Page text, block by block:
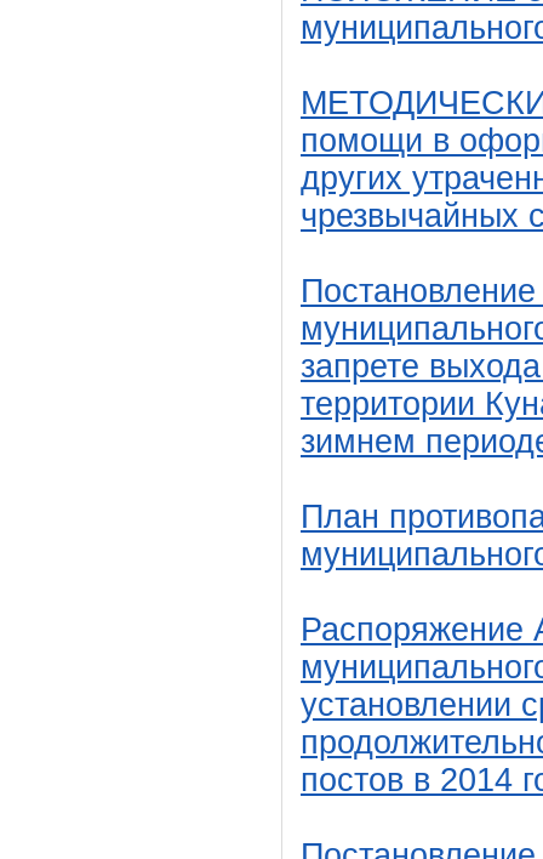
помощи в
других
чрезвычайных
запрете
территории
зимнем
План
Распоряжение
установлении
постов в 2014